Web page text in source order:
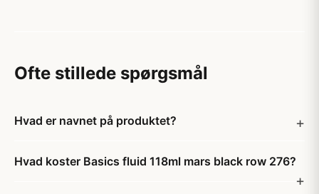
Ofte stillede spørgsmål
Hvad er navnet på produktet?
Hvad koster Basics fluid 118ml mars black row 276?